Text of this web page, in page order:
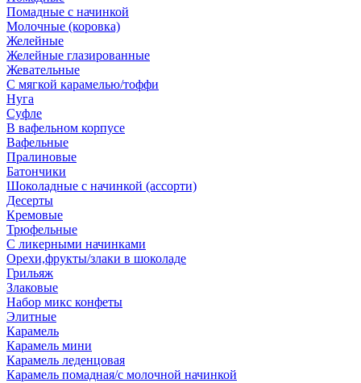
Помадные с начинкой
Молочные (коровка)
Желейные
Желейные глазированные
Жевательные
С мягкой карамелью/тоффи
Нуга
Суфле
В вафельном корпусе
Вафельные
Пралиновые
Батончики
Шоколадные с начинкой (ассорти)
Десерты
Кремовые
Трюфельные
С ликерными начинками
Орехи,фрукты/злаки в шоколаде
Грильяж
Злаковые
Набор микс конфеты
Элитные
Карамель
Карамель мини
Карамель леденцовая
Карамель помадная/с молочной начинкой